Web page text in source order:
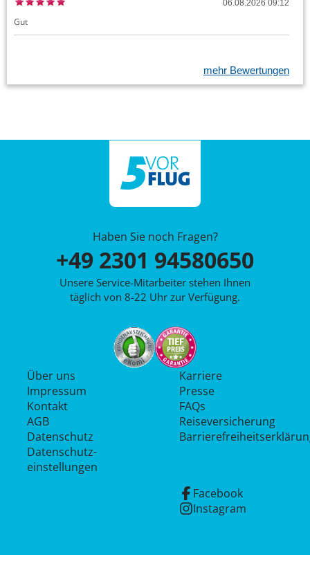
06.08.2026 09:12
Gut
mehr Bewertungen
Haben Sie noch Fragen?
+49 2301 94580650
Unsere Service-Mitarbeiter stehen Ihnen
täglich von 8-22 Uhr zur Verfügung.
Über uns
Impressum
Kontakt
AGB
Datenschutz
Datenschutz­
einstellungen
Karriere
Presse
FAQs
Reiseversicherung
Facebook
Instagram